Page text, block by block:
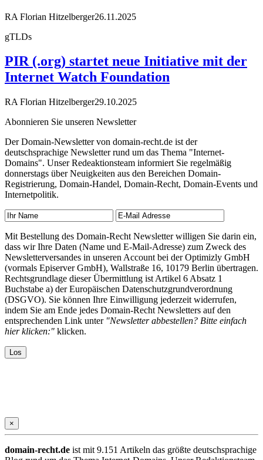
RA Florian Hitzelberger26.11.2025
gTLDs
PIR (.org) startet neue Initiative mit der
Internet Watch Foundation
RA Florian Hitzelberger29.10.2025
Abonnieren Sie unseren Newsletter
Der Domain-Newsletter von domain-recht.de ist der
deutschsprachige Newsletter rund um das Thema "Internet-
Domains". Unser Redeaktionsteam informiert Sie regelmäßig
donnerstags über Neuigkeiten aus den Bereichen Domain-
Registrierung, Domain-Handel, Domain-Recht, Domain-Events und
Internetpolitik.
Mit Bestellung des Domain-Recht Newsletter willigen Sie darin ein,
dass wir Ihre Daten (Name und E-Mail-Adresse) zum Zweck des
Newsletterversandes in unseren Account bei der Optimizly GmbH
(vormals Episerver GmbH), Wallstraße 16, 10179 Berlin übertragen.
Rechtsgrundlage dieser Übermittlung ist Artikel 6 Absatz 1
Buchstabe a) der Europäischen Datenschutzgrundverordnung
(DSGVO). Sie können Ihre Einwilligung jederzeit widerrufen,
indem Sie am Ende jedes Domain-Recht Newsletters auf den
entsprechenden Link unter "Newsletter abbestellen? Bitte einfach
hier klicken:" klicken.
×
domain-recht.de ist mit 9.151 Artikeln das größte deutschsprachige